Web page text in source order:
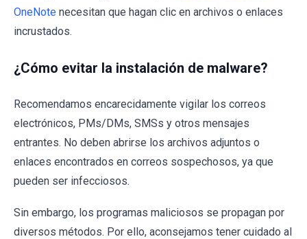
OneNote necesitan que hagan clic en archivos o enlaces
incrustados.
¿Cómo evitar la instalación de malware?
Recomendamos encarecidamente vigilar los correos
electrónicos, PMs/DMs, SMSs y otros mensajes
entrantes. No deben abrirse los archivos adjuntos o
enlaces encontrados en correos sospechosos, ya que
pueden ser infecciosos.
Sin embargo, los programas maliciosos se propagan por
diversos métodos. Por ello, aconsejamos tener cuidado al